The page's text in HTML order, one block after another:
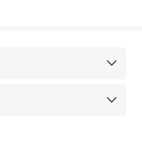

